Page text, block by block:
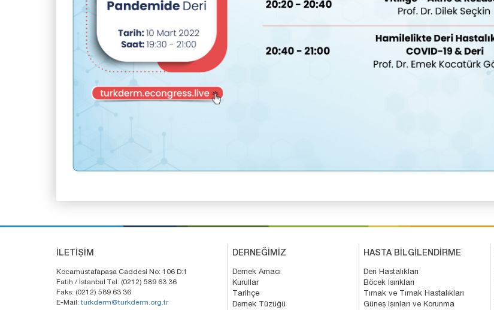
İLETİŞİM
Kocamustafapaşa Caddesi No: 106 D:1
Fatih / İstanbul Tel: (0212) 589 63 36
Faks: (0212) 589 63 36
E-Mail:turkderm@turkderm.org.tr
DERNEĞİMİZ
Dernek Amacı
Kurullar
Tarihçe
Dernek Tüzüğü
HASTA BİLGİLENDİRME
Deri Hastalıkları
Böcek Isırıkları
Tırnak ve Tırnak Hastalıkları
Güneş Işınları ve Korunma